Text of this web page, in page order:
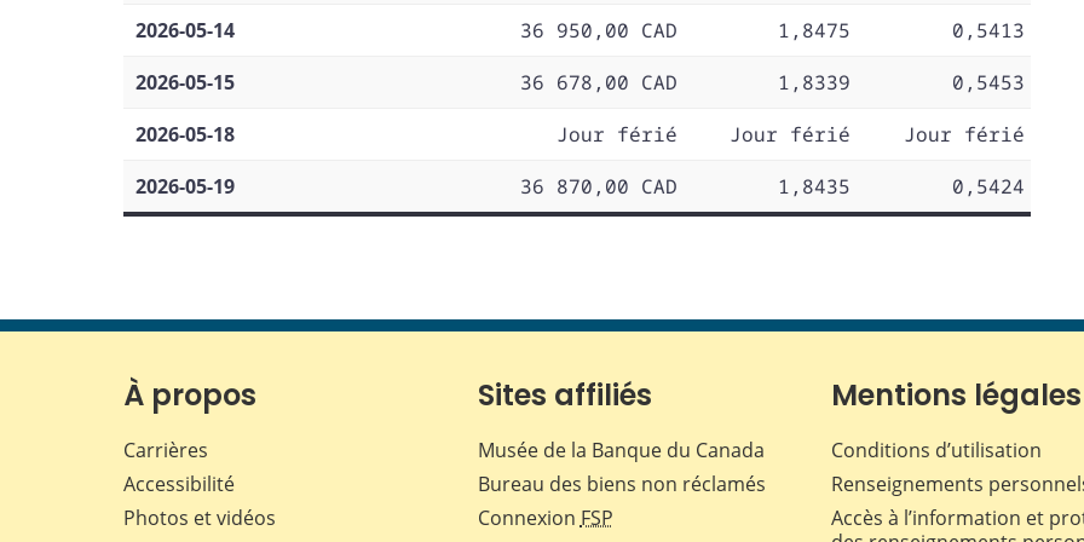
2026-05-14
36 950,00 CAD 1,8475
0,5413
2026-05-15
36 678,00 CAD 1,8339
0,5453
2026-05-18
Jour férié Jour férié
Jour férié
2026-05-19
36 870,00 CAD 1,8435 0,5424
À propos
Carrières
Accessibilité
Photos et vidéos
Sites affiliés
Musée de la Banque du Canada
Bureau des biens non réclamés
Connexion FSP
Mentions légales
Conditions d’utilisation
Renseignements
Accès à l’information et